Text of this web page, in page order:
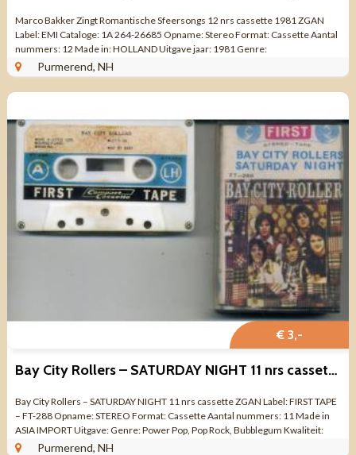
Marco Bakker Zingt Romantische Sfeersongs 12 nrs cassette 1981 ZGAN
Label: EMI Cataloge: 1A 264-26685 Opname: Stereo Format: Cassette Aantal
nummers: 12 Made in: HOLLAND Uitgave jaar: 1981 Genre:
NEDERLANDSTALIGE POP Kwaliteit: ZO GOED ...
Purmerend, NH
€ 3,-
Bay City Rollers – SATURDAY NIGHT 11 nrs cassette
Bay City Rollers – SATURDAY NIGHT 11 nrs cassette ZGAN Label: FIRST TAPE
– FT-288 Opname: STEREO Format: Cassette Aantal nummers: 11 Made in
ASIA IMPORT Uitgave: Genre: Power Pop, Pop Rock, Bubblegum Kwaliteit:
CASSETTE ZO ...
Purmerend, NH